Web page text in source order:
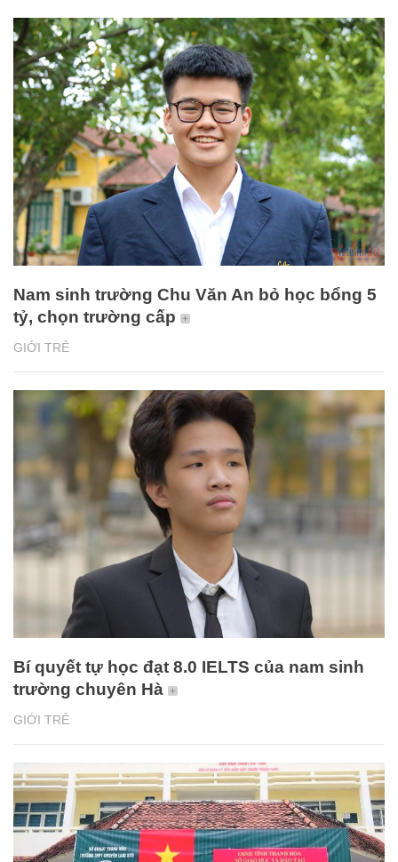
GIỚI TRẺ
Nam sinh trường Chu Văn An bỏ học bổng 5
tỷ, chọn trường cấp
GIỚI TRẺ
Bí quyết tự học đạt 8.0 IELTS của nam sinh
trường chuyên Hà